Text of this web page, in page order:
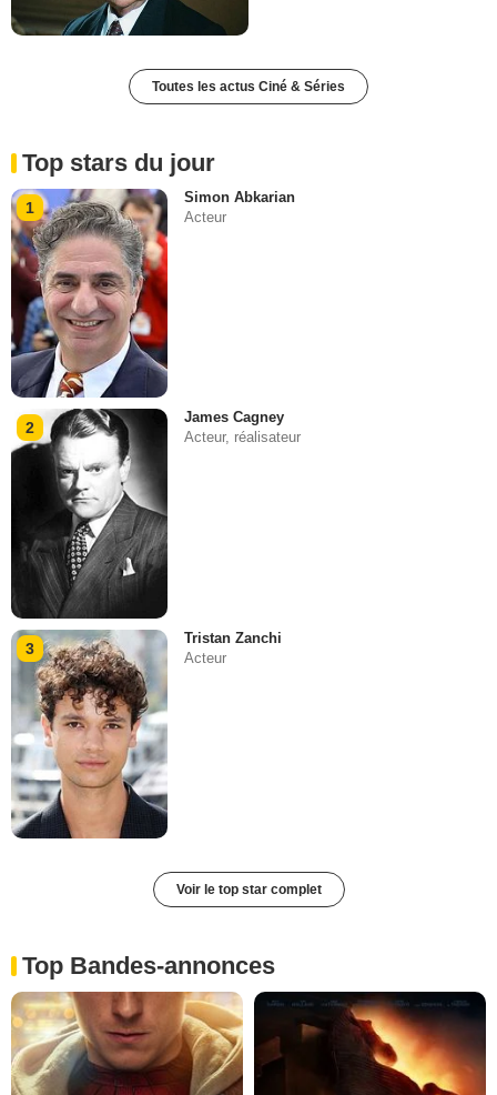
Toutes les actus Ciné & Séries
Top stars du jour
1
Simon Abkarian
Acteur
2
James Cagney
Acteur, réalisateur
3
Tristan Zanchi
Acteur
Voir le top star complet
Top Bandes-annonces